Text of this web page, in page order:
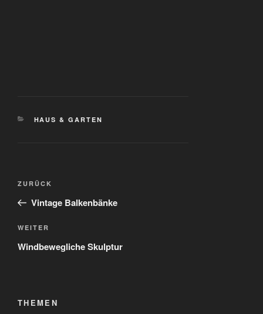
KATEGORIEN
HAUS & GARTEN
Beitragsnavigation
Vorheriger
Beitrag
ZURÜCK
Vintage Balkenbänke
Nächster
Beitrag
WEITER
Windbewegliche Skulptur
THEMEN